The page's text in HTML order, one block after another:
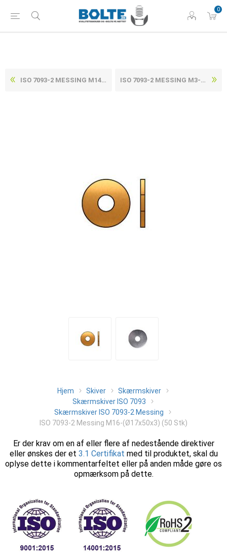
0
ISO 7093-2 MESSING M14-(Ø15X44X3) (50 STK) ISO 7093-2 MESSING M3-(Ø3,2X9X0,8) (100 STK)
Hjem Skiver
Skærmskiver
Skærmskiver ISO 7093
Skærmskiver ISO 7093-2 Messing
ISO 7093-2 Messing M16-(Ø17x50x3) (50 Stk)
Er der krav om en af eller flere af nedestående direktiver
eller ønskes der et 3.1 Certifikat med til produktet, skal du
oplyse dette i kommentarfeltet eller på anden måde gøre os
opmærksom på dette.